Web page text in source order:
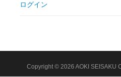
ログイン
Copyright © 2026 AOKI SEISAKU